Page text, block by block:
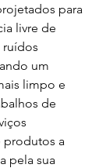
para
livre de
ruídos
um
limpo e
de
produtos a
pela sua